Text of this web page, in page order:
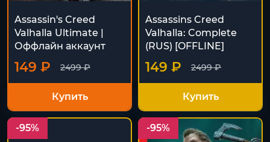
Assassin's Creed
Valhalla Ultimate |
Оффлайн аккаунт
2499 ₽
149 ₽
Купить
Assassins Creed
Valhalla: Complete
(RUS) [OFFLINE]
2499 ₽
149 ₽
Купить
-95% -95%